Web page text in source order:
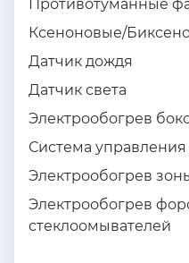
Противотуманные
Ксеноновые/
Датчик дождя
Датчик света
Электрообогрев
Система
Электрообогрев
Электрообогрев
стеклоомывателей